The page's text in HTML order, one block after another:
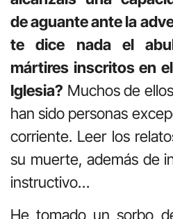
de aguante ante la
te dice nada el
mártires inscritos en
Iglesia? Muchos de
han sido personas
corriente. Leer los
su muerte, además de
instructivo…
He tomado un sorbo